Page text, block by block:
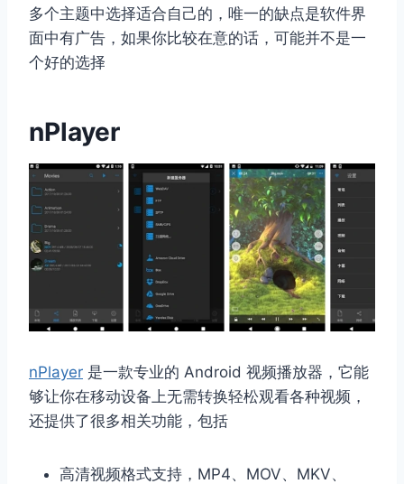
多个主题中选择适合自己的，唯一的缺点是软件界
面中有广告，如果你比较在意的话，可能并不是一
个好的选择
nPlayer
nPlayer 是一款专业的 Android 视频播放器，它能
够让你在移动设备上无需转换轻松观看各种视频，
还提供了很多相关功能，包括
高清视频格式支持，MP4、MOV、MKV、